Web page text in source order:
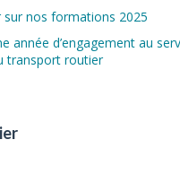
sur nos formations 2025
année d’engagement au
transport routier